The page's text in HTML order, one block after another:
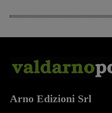
Arno Edizioni Srl